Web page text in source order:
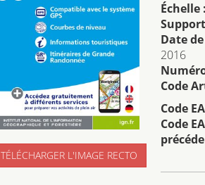
TÉLÉCHARGER L'IMAGE RECTO
Échelle
Date
2016
Code
Code
Code